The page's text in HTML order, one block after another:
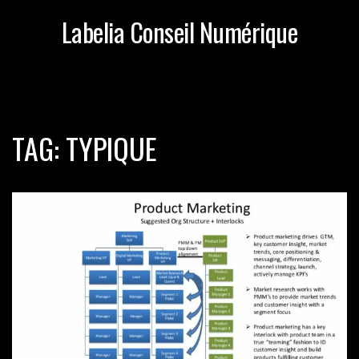
Labelia Conseil Numérique
TAG: TYPIQUE